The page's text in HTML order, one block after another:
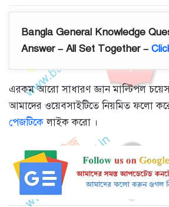
Bangla General Knowledge
Answer – All Set Together –
এরকম আরো সাধারণ জ্ঞান মাল্টিপল
আমাদের ওয়েবসাইটিতে নিয়মিত ফলো
পেজটিকেলাইক করো ।